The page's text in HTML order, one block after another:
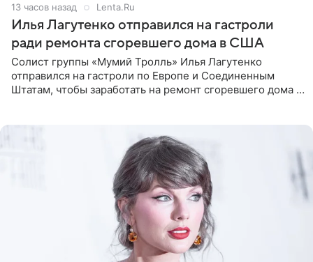
13 часов назад Lenta.Ru
Илья Лагутенко отправился на гастроли
ради ремонта сгоревшего дома в США
Солист группы «Мумий Тролль» Илья Лагутенко
отправился на гастроли по Европе и Соединенным
Штатам, чтобы заработать на ремонт сгоревшего дома в